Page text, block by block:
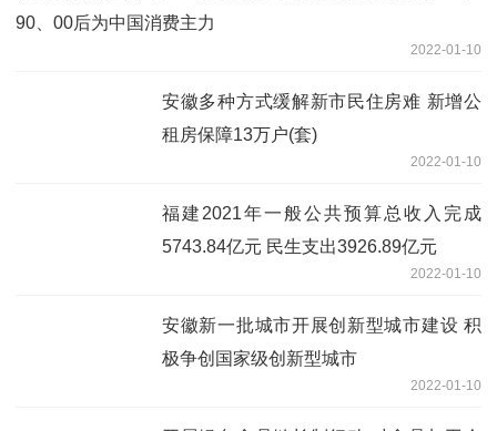
90、00后为中国消费主力
2022-01-10
安徽多种方式缓解新市民住房难 新增公
租房保障13万户(套)
2022-01-10
福建2021年一般公共预算总收入完成
5743.84亿元 民生支出3926.89亿元
2022-01-10
安徽新一批城市开展创新型城市建设 积
极争创国家级创新型城市
2022-01-10